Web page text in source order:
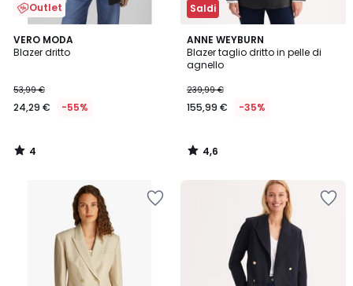
Outlet
VERO MODA
Blazer dritto
53,99 €
24,29 € -55%
4
/
4
/
Saldi
ANNE WEYBURN
Blazer taglio dritto in pelle di
agnello
239,99 €
155,99 € -35%
4,6
/ 5
4,6
/